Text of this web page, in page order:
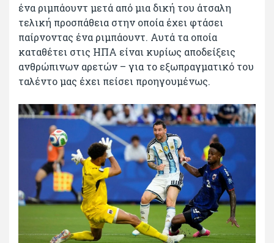
ένα ριμπάουντ μετά από μια δική του άτσαλη
τελική προσπάθεια στην οποία έχει φτάσει
παίρνοντας ένα ριμπάουντ. Αυτά τα οποία
καταθέτει στις ΗΠΑ είναι κυρίως αποδείξεις
ανθρώπινων αρετών – για το εξωπραγματικό του
ταλέντο μας έχει πείσει προηγουμένως.